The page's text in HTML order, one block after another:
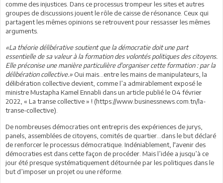
comme des injustices. Dans ce processus trompeur les sites et autres
groupes de discussions jouent le rôle de caisse de résonance. Ceux qui
partagent les mêmes opinions se retrouvent pour ressasser les mêmes
arguments.
«La théorie délibérative soutient que la démocratie doit une part
essentielle de sa valeur à la formation des volontés politiques des citoyens.
Elle préconise une manière particulière d'organiser cette formation : par la
délibération collective.» Oui mais…entre les mains de manipulateurs, la
délibération collective devient, comme l’a admirablement exposé le
ministre Mustapha Kamel Ennabli dans un article publié le 04 février
2022, « La transe collective » ! (https://www.businessnews.com.tn/la-
transe-collective).
De nombreuses démocraties ont entrepris des expériences de jurys,
panels, assemblées de citoyens, comités de quartier…dans le but déclaré
de renforcer le processus démocratique. Indéniablement, l'avenir des
démocraties est dans cette façon de procéder. Mais l’idée a jusqu’à ce
jour été presque systématiquement détournée par les politiques dans le
but d’imposer un projet ou une réforme.